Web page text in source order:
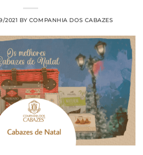
2021 BY COMPANHIA DOS CABAZES